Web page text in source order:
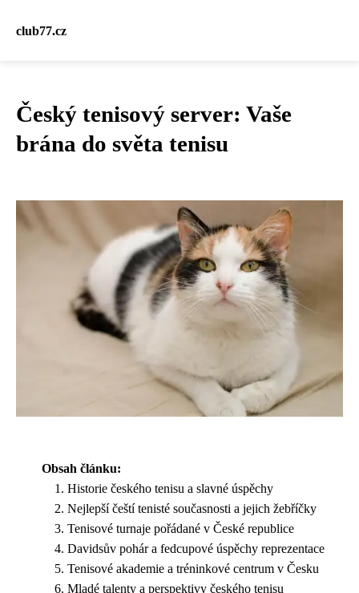
club77.cz
Český tenisový server: Vaše
brána do světa tenisu
Obsah článku:
Historie českého tenisu a slavné úspěchy
Nejlepší čeští tenisté současnosti a jejich žebříčky
Tenisové turnaje pořádané v České republice
Davidsův pohár a fedcupové úspěchy reprezentace
Tenisové akademie a tréninkové centrum v Česku
Mladé talenty a perspektivy českého tenisu